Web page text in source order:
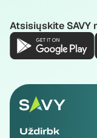
Atsisiųskite SAVY